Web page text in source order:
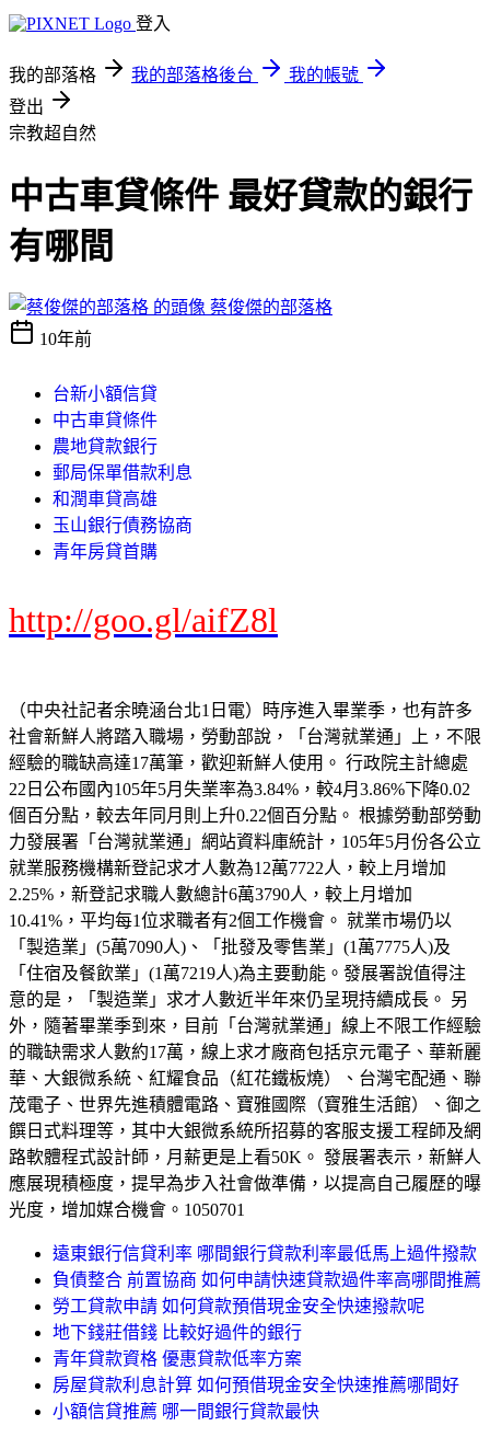
登入
我的部落格 我的部落格後台
我的帳號
登出
宗教超自然
中古車貸條件 最好貸款的銀行
有哪間
蔡俊傑的部落格
10年前
台新小額信貸
中古車貸條件
農地貸款銀行
郵局保單借款利息
和潤車貸高雄
玉山銀行債務協商
青年房貸首購
http://goo.gl/aifZ8l
（中央社記者余曉涵台北1日電）時序進入畢業季，也有許多
社會新鮮人將踏入職場，勞動部說，「台灣就業通」上，不限
經驗的職缺高達17萬筆，歡迎新鮮人使用。 行政院主計總處
22日公布國內105年5月失業率為3.84%，較4月3.86%下降0.02
個百分點，較去年同月則上升0.22個百分點。 根據勞動部勞動
力發展署「台灣就業通」網站資料庫統計，105年5月份各公立
就業服務機構新登記求才人數為12萬7722人，較上月增加
2.25%，新登記求職人數總計6萬3790人，較上月增加
10.41%，平均每1位求職者有2個工作機會。 就業市場仍以
「製造業」(5萬7090人)、「批發及零售業」(1萬7775人)及
「住宿及餐飲業」(1萬7219人)為主要動能。發展署說值得注
意的是，「製造業」求才人數近半年來仍呈現持續成長。 另
外，隨著畢業季到來，目前「台灣就業通」線上不限工作經驗
的職缺需求人數約17萬，線上求才廠商包括京元電子、華新麗
華、大銀微系統、紅耀食品（紅花鐵板燒）、台灣宅配通、聯
茂電子、世界先進積體電路、寶雅國際（寶雅生活館）、御之
饌日式料理等，其中大銀微系統所招募的客服支援工程師及網
路軟體程式設計師，月薪更是上看50K。 發展署表示，新鮮人
應展現積極度，提早為步入社會做準備，以提高自己履歷的曝
光度，增加媒合機會。1050701
遠東銀行信貸利率 哪間銀行貸款利率最低馬上過件撥款
負債整合 前置協商 如何申請快速貸款過件率高哪間推薦
勞工貸款申請 如何貸款預借現金安全快速撥款呢
地下錢莊借錢 比較好過件的銀行
青年貸款資格 優惠貸款低率方案
房屋貸款利息計算 如何預借現金安全快速推薦哪間好
小額信貸推薦 哪一間銀行貸款最快